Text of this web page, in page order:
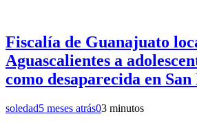
Fiscalía de Guanajuato
Aguascalientes a
como desaparecida en
soledad5 meses atrás03 minutos